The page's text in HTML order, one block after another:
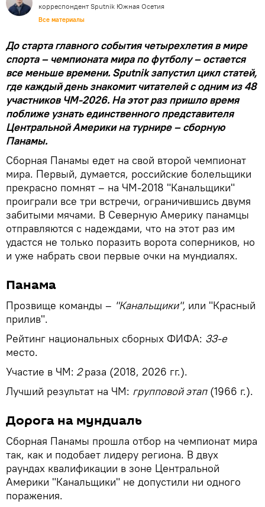
корреспондент Sputnik Южная Осетия
Все материалы
До старта главного события четырехлетия в мире
спорта – чемпионата мира по футболу – остается
все меньше времени. Sputnik запустил цикл статей,
где каждый день знакомит читателей с одним из 48
участников ЧМ-2026. На этот раз пришло время
поближе узнать единственного представителя
Центральной Америки на турнире – сборную
Панамы.
Сборная Панамы едет на свой второй чемпионат
мира. Первый, думается, российские болельщики
прекрасно помнят – на ЧМ-2018 "Канальщики"
проиграли все три встречи, ограничившись двумя
забитыми мячами. В Северную Америку панамцы
отправляются с надеждами, что на этот раз им
удастся не только поразить ворота соперников, но
и уже набрать свои первые очки на мундиалях.
Панама
Прозвище команды – "Канальщики", или "Красный
прилив".
Рейтинг национальных сборных ФИФА: 33-е
место.
Участие в ЧМ: 2раза (2018, 2026 гг.).
Лучший результат на ЧМ: групповой этап(1966 г.).
Дорога на мундиаль
Сборная Панамы прошла отбор на чемпионат мира
так, как и подобает лидеру региона. В двух
раундах квалификации в зоне Центральной
Америки "Канальщики" не допустили ни одного
поражения.